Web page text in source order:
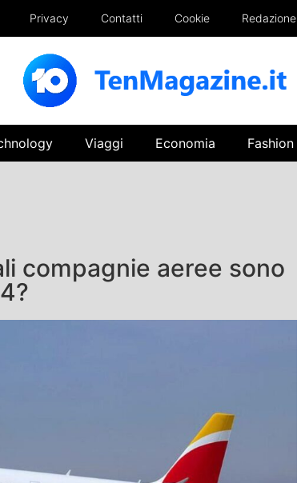
Privacy Contatti Cookie Redazione
Viaggi Economia Fashion
compagnie aeree sono